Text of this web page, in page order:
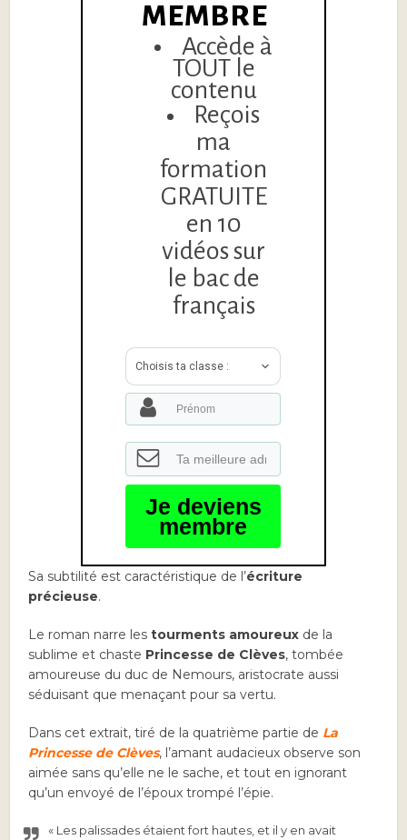
MEMBRE
Accède à
TOUT le
contenu
Reçois
ma
formation
GRATUITE
en 10
vidéos sur
le bac de
français
Choisis ta classe :
Je deviens
membre
Sa subtilité est caractéristique de l’écriture
précieuse.
Le roman narre lestourments amoureux de la
sublime et chaste Princesse de Clèves, tombée
amoureuse du duc de Nemours, aristocrate aussi
séduisant que menaçant pour sa vertu.
Dans cet extrait, tiré de la quatrième partie de La
Princesse de Clèves, l’amant audacieux observe son
aimée sans qu’elle ne le sache, et tout en ignorant
qu’un envoyé de l’époux trompé l’épie.
« Les palissades étaient fort hautes, et il y en avait